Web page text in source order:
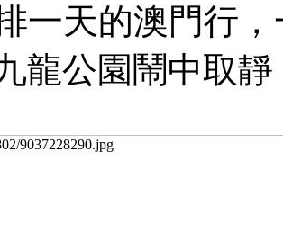
一天的澳門行
龍公園鬧中取